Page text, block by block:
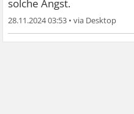
solche Angst.
28.11.2024 03:53 •